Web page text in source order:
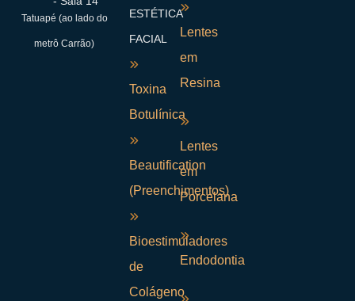
Tatuapé (ao lado do
metrô Carrão)
ESTÉTICA
FACIAL
Toxina
Botulínica
Beautification
(Preenchimentos)
Bioestimuladores
de
Colágeno
Lentes
em
Resina
Lentes
em
Porcelana
Endodontia